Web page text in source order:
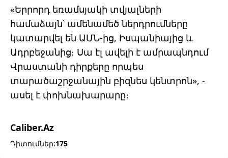
«Երրորդ եռամսյակի տվյալների
համաձայն՝ ամենամեծ ներդրումները
կատարվել են ԱՄՆ-ից, Իսպանիայից և
Ադրբեջանից։ Սա էլ ավելի է ամրապնդում
Վրաստանի դիրքերը որպես
տարածաշրջանային բիզնես կենտրոն», -
ասել է փոխնախարարը։
Caliber.Az
Դիտումներ:175